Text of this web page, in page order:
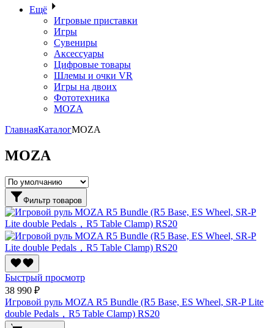
Ещё
Игровые приставки
Игры
Сувениры
Аксессуары
Цифровые товары
Шлемы и очки VR
Игры на двоих
Фототехника
MOZA
ГлавнаяКаталогMOZA
MOZA
Фильтр товаров
Быстрый просмотр
38 990 ₽
Игровой руль MOZA R5 Bundle (R5 Base, ES Wheel, SR-P Lite
double Pedals，R5 Table Clamp) RS20